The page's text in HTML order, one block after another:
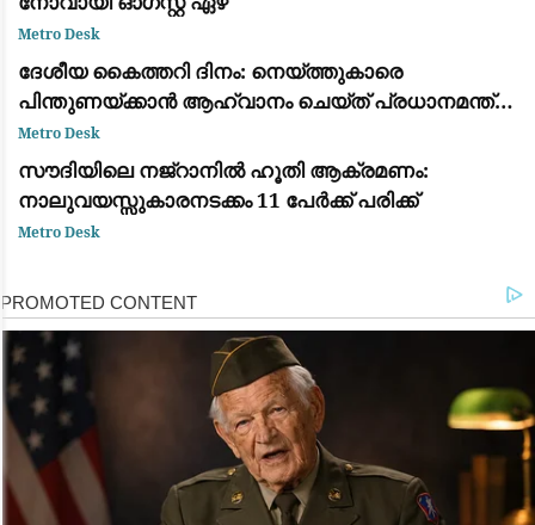
Metro Desk
ദേശീയ കൈത്തറി ദിനം: നെയ്ത്തുകാരെ
പിന്തുണയ്ക്കാൻ ആഹ്വാനം ചെയ്ത് പ്രധാനമന്ത്രി
നരേന്ദ്ര മോദി
Metro Desk
സൗദിയിലെ നജ്‌റാനിൽ ഹൂതി ആക്രമണം:
നാലുവയസ്സുകാരനടക്കം 11 പേർക്ക് പരിക്ക്
Metro Desk